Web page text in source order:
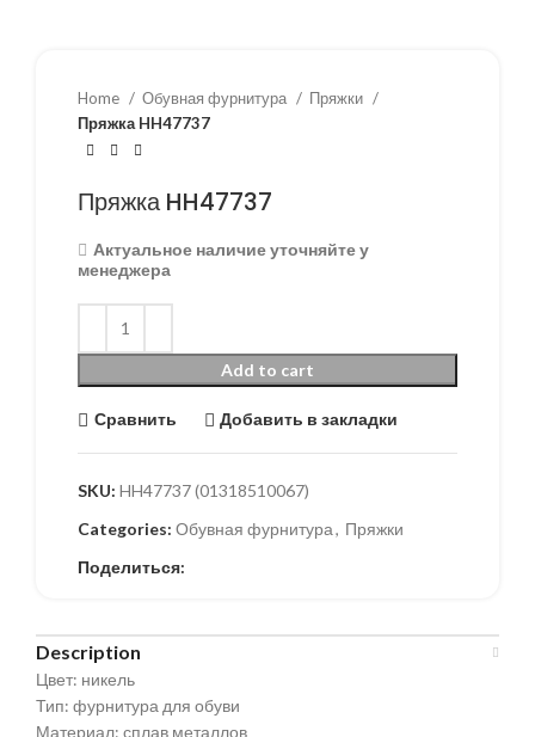
Home Обувная фурнитура
Пряжки
Пряжка HH47737
Пряжка HH47737
Актуальное наличие уточняйте у
менеджера
Add to cart
Сравнить Добавить в закладки
SKU: HH47737 (01318510067)
Categories: Обувная фурнитура, Пряжки
Поделиться:
Description
Цвет: никель
Тип: фурнитура для обуви
Материал: сплав металлов